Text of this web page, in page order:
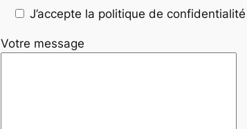
J’accepte la politique de
Votre message